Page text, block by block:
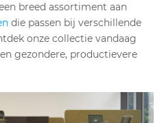
breed assortiment aan
die passen bij verschillende
onze collectie vandaag
gezondere, productievere